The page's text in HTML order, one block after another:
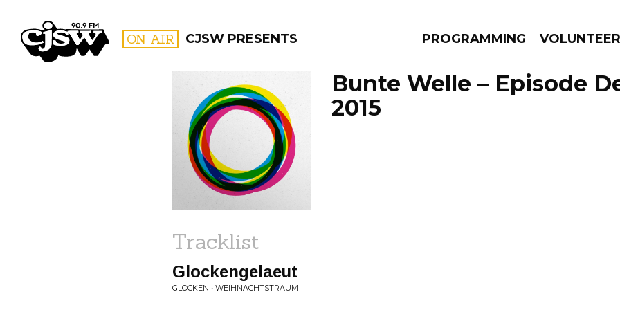
CJSW ON AIR CJSW PRESENTS PROGRAMMING VOLUNTEER
FILTER BY:
PROGRAMS
Bunte Welle – Episode
2015
Tracklist
Glockengelaeut
GLOCKEN • WEIHNACHTSTRAUM